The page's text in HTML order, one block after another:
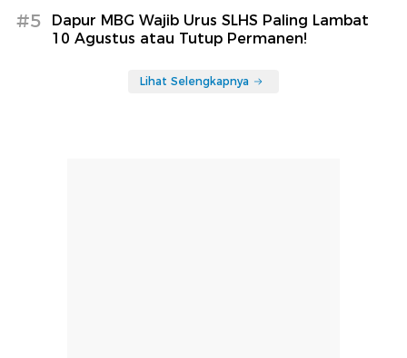
#5
Dapur MBG Wajib Urus SLHS Paling Lambat
10 Agustus atau Tutup Permanen!
Lihat Selengkapnya